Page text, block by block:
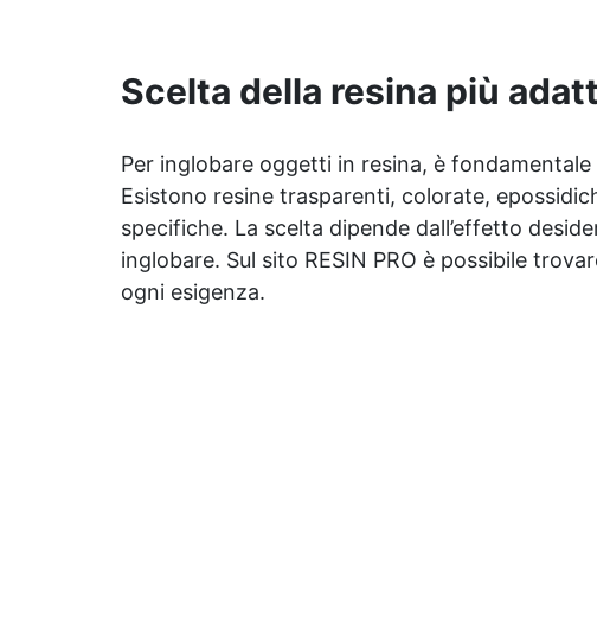
Scelta della resina più
Per inglobare oggetti in resina, è
Esistono resine trasparenti, colorate,
specifiche. La scelta dipende dall’effetto
inglobare. Sul sito RESIN PRO è possibile
ogni esigenza.